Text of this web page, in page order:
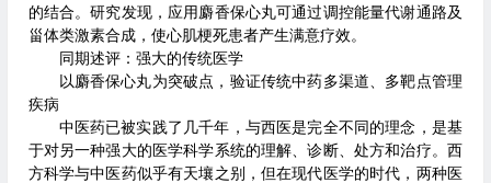
的结合。研究发现，应用麝香保心丸可通过调控能量代谢通路及
甾体类激素合成，使心肌梗死患者产生满意疗效。
同期述评：强大的传统医学
以麝香保心丸为突破点，验证传统中药多渠道、多靶点管理
疾病
中医药已被实践了几千年，与西医是完全不同的理念，是基
于对另一种强大的医学科学系统的理解、诊断、处方和治疗。西
方科学与中医药似乎有天壤之别，但在现代医学的时代，两种医